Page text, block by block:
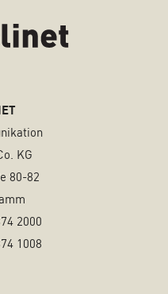
KG
80-82
2000
1008